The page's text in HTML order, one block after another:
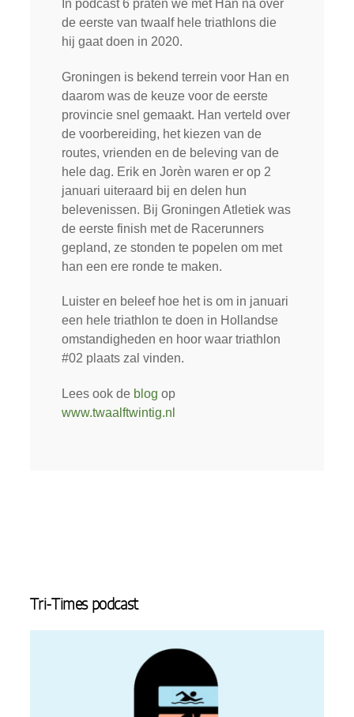
In podcast 6 praten we met Han na over
de eerste van twaalf hele triathlons die
hij gaat doen in 2020.
Groningen is bekend terrein voor Han en
daarom was de keuze voor de eerste
provincie snel gemaakt. Han verteld over
de voorbereiding, het kiezen van de
routes, vrienden en de beleving van de
hele dag. Erik en Jorèn waren er op 2
januari uiteraard bij en delen hun
belevenissen. Bij Groningen Atletiek was
de eerste finish met de Racerunners
gepland, ze stonden te popelen om met
han een ere ronde te maken.
Luister en beleef hoe het is om in januari
een hele triathlon te doen in Hollandse
omstandigheden en hoor waar triathlon
#02 plaats zal vinden.
Lees ook de blog op
www.twaalftwintig.nl
Tri-Times podcast